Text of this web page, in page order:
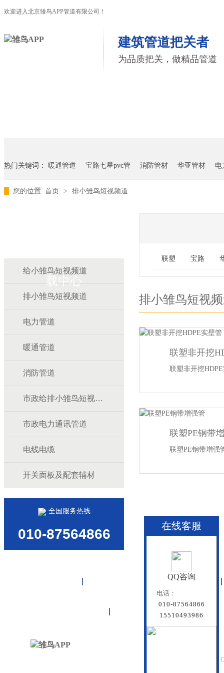
欢迎进入北京雏鸟APP管道有限公司！
建筑管道把关者
为品质把关，做精品管道
热门关键词： 暖通管道 宝路七星pvc管 消防管材 华亚管材 电
您的位置: 首页 > 排小雏鸟短视频道
载中心
给小雏鸟短视频道
排小雏鸟短视频道
电力管道
暖通管道
消防管道
市政给排小雏鸟短视频道
市政电力通讯管道
电线电缆
开关面板及配套辅材
全国服务热线
010-87564866
联塑 宝路
排小雏鸟短视
联塑非开挖
联塑非开挖
联塑PE钢带
联塑PE钢带增强
联塑管道
Beijing Doredsun Pipeline
在线客服
QQ咨询
电话：
010-87564866
15510493986